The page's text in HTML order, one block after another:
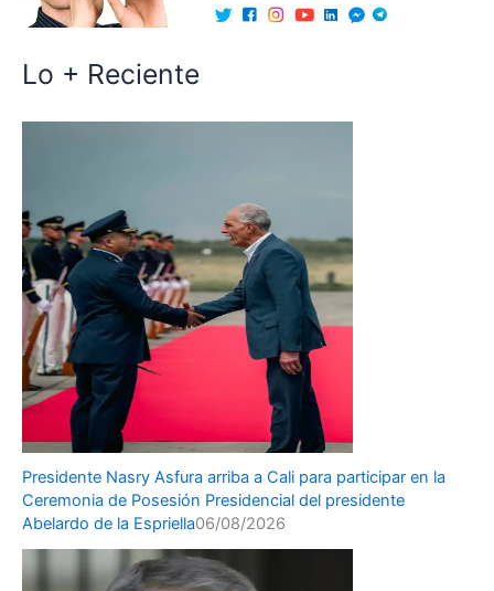
Lo + Reciente
Presidente Nasry Asfura arriba a Cali para participar en la
Ceremonia de Posesión Presidencial del presidente
Abelardo de la Espriella06/08/2026